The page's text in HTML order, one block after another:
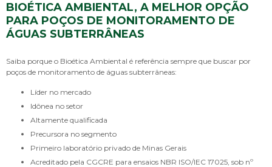
BIOÉTICA AMBIENTAL, A MELHOR OPÇÃO
PARA POÇOS DE MONITORAMENTO DE
ÁGUAS SUBTERRÂNEAS
Saiba porque o Bioética Ambiental é referência sempre que buscar por
poços de monitoramento de águas subterrâneas:
líder no mercado
idônea no setor
altamente qualificada
precursora no segmento
primeiro laboratório privado de Minas Gerais
acreditado pela CGCRE para ensaios NBR ISO/IEC 17025, sob nº